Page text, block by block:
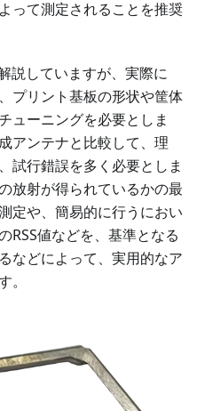
って測定されることを推奨
説していますが、実際に
プリント基板の形状や筐体
ューニングを必要としま
アンテナと比較して、理
試行錯誤を多く必要としま
放射が得られているかの最
定や、簡易的に行うにおい
RSS値などを、基準となる
などによって、実用的なア
。